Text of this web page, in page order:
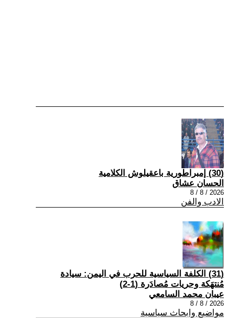
(30) إمبراطورية باعقيلوش الكلامية
الحسان عشاق
2026 / 8 / 8
الادب والفن
(31) الكلفة السياسية للحرب في اليمن: سيادة
مُنتهَكة وحريات مُصادَرة (1-2)
عيبان محمد السامعي
2026 / 8 / 8
مواضيع وابحاث سياسية